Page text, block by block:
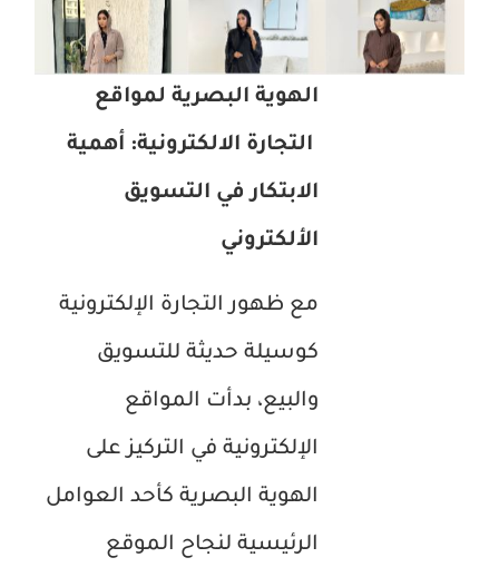
الهوية البصرية لمواقع
التجارة الالكترونية: أهمية
الابتكار في التسويق
الألكتروني
مع ظهور التجارة الإلكترونية
كوسيلة حديثة للتسويق
والبيع، بدأت المواقع
الإلكترونية في التركيز على
الهوية البصرية كأحد العوامل
الرئيسية لنجاح الموقع